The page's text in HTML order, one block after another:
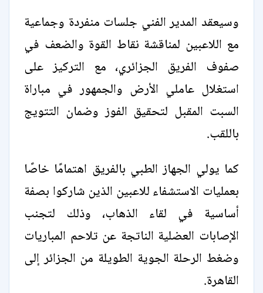
وسيعقد المدير الفني جلسات منفردة وجماعية
مع اللاعبين لمناقشة نقاط القوة والضعف في
صفوف الفريق الجزائري، مع التركيز على
استغلال عاملي الأرض والجمهور في مباراة
السبت المقبل لتحقيق الفوز وضمان التتويج
باللقب.
كما يولي الجهاز الطبي بالفريق اهتمامًا خاصًا
بعمليات الاستشفاء للاعبين الذين شاركوا بصفة
أساسية في لقاء الذهاب، وذلك لتجنب
الإصابات العضلية الناتجة عن تلاحم المباريات
وضغط الرحلة الجوية الطويلة من الجزائر إلى
القاهرة.